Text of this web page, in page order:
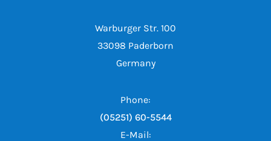
Warburger Str. 100
33098 Paderborn
Germany
Phone:
(05251) 60-5544
E-Mail: